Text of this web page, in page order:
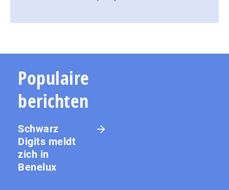
Populaire
berichten
Schwarz
Digits meldt
zich in
Benelux